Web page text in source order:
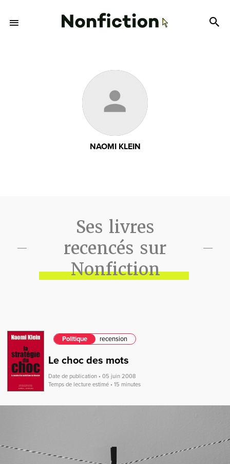
NAOMI KLEIN
Ses livres
recencés sur
Nonfiction
Politique recension
Le choc des mots
Date de publication • 05 juin 2008
Temps de lecture estimé • 15 minutes